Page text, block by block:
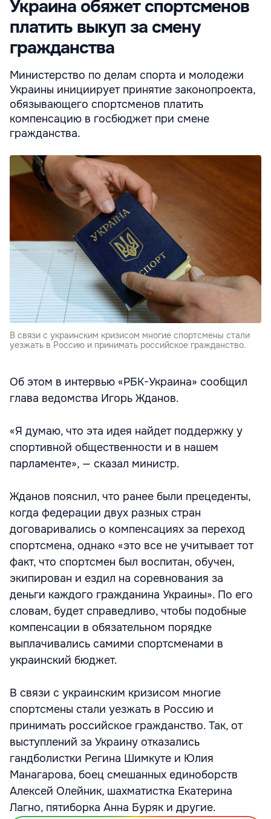
Украина обяжет спортсменов
платить выкуп за смену
гражданства
Министерство по делам спорта и молодежи
Украины инициирует принятие законопроекта,
обязывающего спортсменов платить
компенсацию в госбюджет при смене
гражданства.
В связи с украинским кризисом многие спортсмены стали
уезжать в Россию и принимать российское гражданство.
Об этом в интервью «РБК-Украина» сообщил
глава ведомства Игорь Жданов.
«Я думаю, что эта идея найдет поддержку у
спортивной общественности и в нашем
парламенте», — сказал министр.
Жданов пояснил, что ранее были прецеденты,
когда федерации двух разных стран
договаривались о компенсациях за переход
спортсмена, однако «это все не учитывает тот
факт, что спортсмен был воспитан, обучен,
экипирован и ездил на соревнования за
деньги каждого гражданина Украины». По его
словам, будет справедливо, чтобы подобные
компенсации в обязательном порядке
выплачивались самими спортсменами в
украинский бюджет.
В связи с украинским кризисом многие
спортсмены стали уезжать в Россию и
принимать российское гражданство. Так, от
выступлений за Украину отказались
гандболистки Регина Шимкуте и Юлия
Манагарова, боец смешанных единоборств
Алексей Олейник, шахматистка Екатерина
Лагно, пятиборка Анна Буряк и другие.